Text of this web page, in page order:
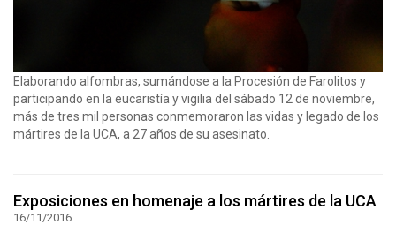
Elaborando alfombras, sumándose a la Procesión de Farolitos y
participando en la eucaristía y vigilia del sábado 12 de noviembre,
más de tres mil personas conmemoraron las vidas y legado de los
mártires de la UCA, a 27 años de su asesinato.
Exposiciones en homenaje a los mártires de la UCA
16/11/2016